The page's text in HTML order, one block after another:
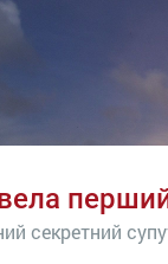
секретний